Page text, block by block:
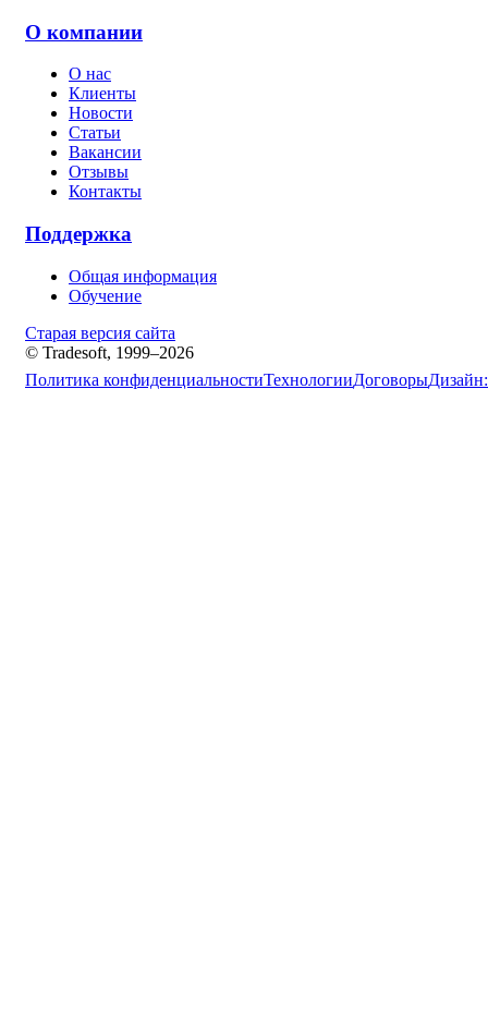
О компании
О нас
Клиенты
Новости
Статьи
Вакансии
Отзывы
Контакты
Поддержка
Общая информация
Обучение
Старая версия сайта
© Tradesoft, 1999–2026
Политика конфиденциальностиТехнологииДоговорыДизайн: